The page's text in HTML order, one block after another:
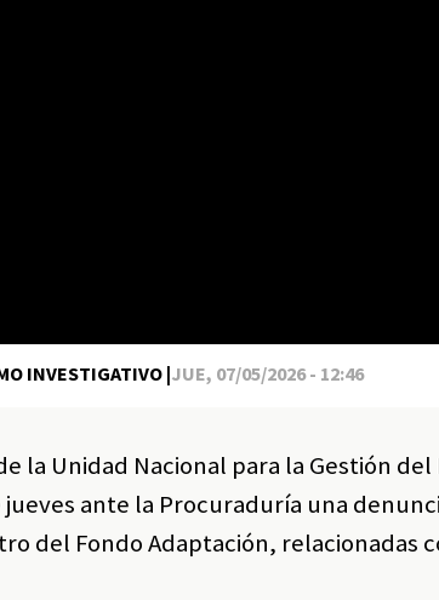
INVESTIGATIVO |JUE, 07/05/2026 - 12:46
la Unidad Nacional para la Gestión del
ante la Procuraduría una
del Fondo Adaptación, relacionadas